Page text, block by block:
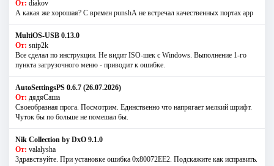
От: diakov
А какая же хорошая? С времен punshА не встречал качественных портах app
MultiOS-USB 0.13.0
От: snip2k
Все сделал по инструкции. Не видит ISO-шек с Windows. Выполнение 1-го
пункта загрузочного меню - приводит к ошибке.
AutoSettingsPS 0.6.7 (26.07.2026)
От: дядяСаша
Своеобразная прога. Посмотрим. Единственно что напрягает мелкий шрифт.
Чуток бы по больше не помешал бы.
Nik Collection by DxO 9.1.0
От: valalysha
Здравствуйте. При установке ошибка 0х80072EE2. Подскажите как исправить.